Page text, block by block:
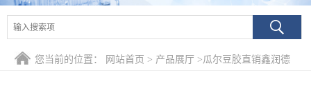
产品展厅
证书荣誉
您当前的位置： 网站首页 > 产品展厅 >瓜尔豆胶直销鑫润德